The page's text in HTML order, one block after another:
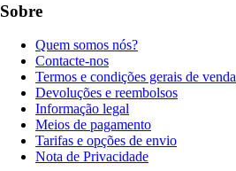
Sobre
Quem somos nós?
Contacte-nos
Termos e condições gerais de venda
Devoluções e reembolsos
Informação legal
Meios de pagamento
Tarifas e opções de envio
Nota de Privacidade